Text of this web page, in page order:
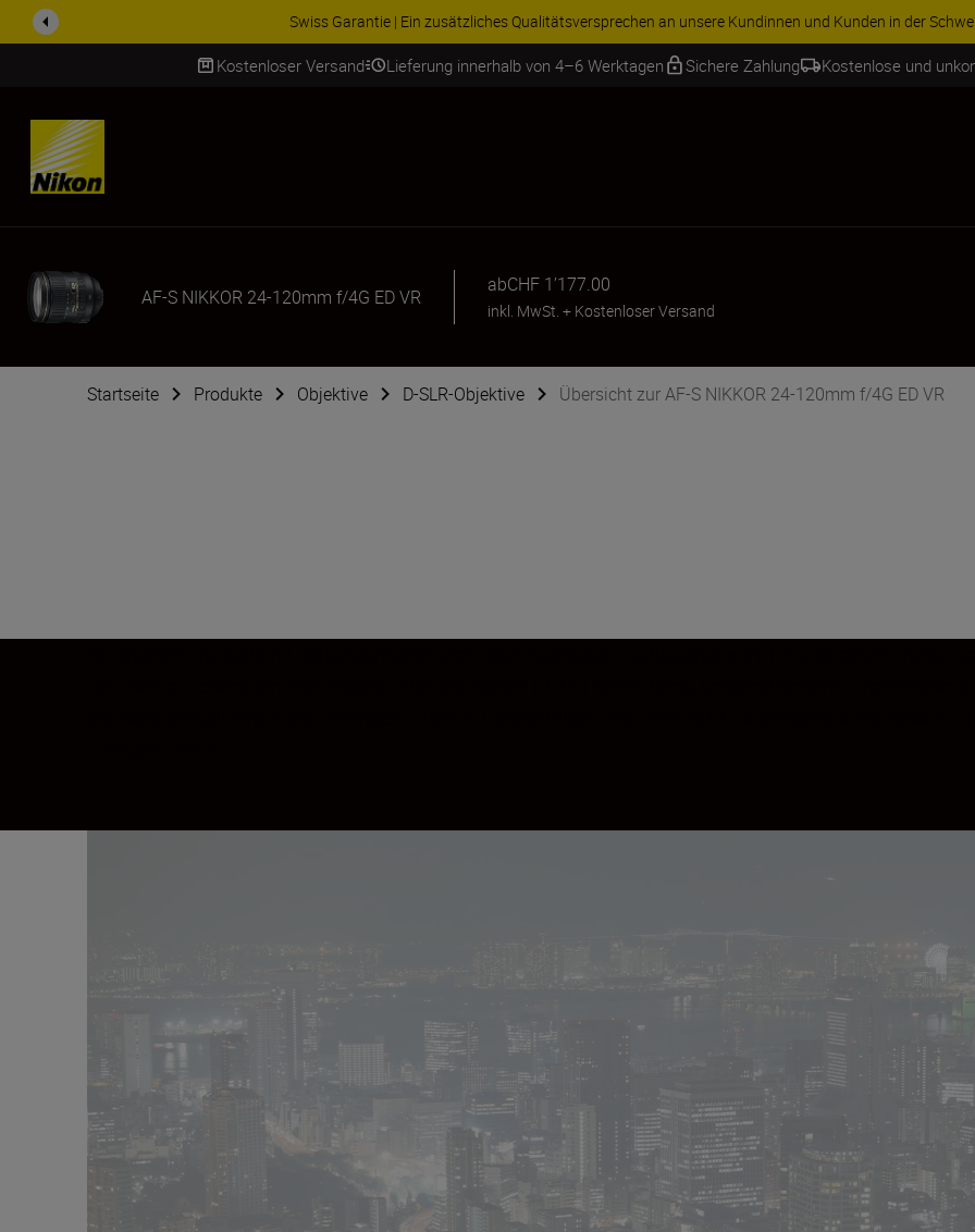
ZUBEHÖR IM ANGEBOT | Sparen Sie 15 % auf ausgewähltes Zubehör und vervollständigen Sie
Kostenloser Versand Lieferung innerhalb von 4–6 Werktagen Sichere Zahlung Kostenlose und
SKIP
AF-S NIKKOR 24-120mm f/4G ED VR
abCHF 1’177.00
inkl. MwSt. + Kostenloser Versand
Startseite Produkte Objektive D-SLR-Objektive Übersicht zur AF-S NIKKOR 24-120mm f/4G ED VR